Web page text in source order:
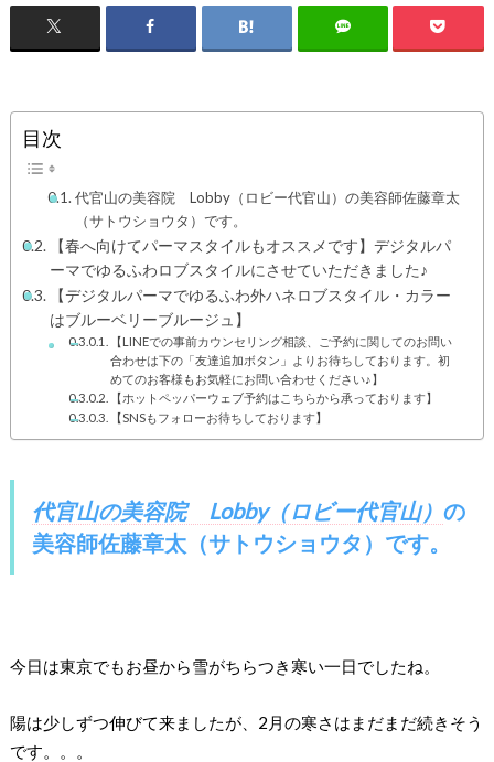
目次
代官山の美容院 Lobby（ロビー代官山）の美容師佐藤章太
（サトウショウタ）です。
【春へ向けてパーマスタイルもオススメです】デジタルパ
ーマでゆるふわロブスタイルにさせていただきました♪
【デジタルパーマでゆるふわ外ハネロブスタイル・カラー
はブルーベリーブルージュ】
【LINEでの事前カウンセリング相談、ご予約に関してのお問い
合わせは下の「友達追加ボタン」よりお待ちしております。初
めてのお客様もお気軽にお問い合わせください♪】
【ホットペッパーウェブ予約はこちらから承っております】
【SNSもフォローお待ちしております】
代官山の美容院 Lobby（ロビー代官山） の
美容師佐藤章太（サトウショウタ） です。
今日は東京でもお昼から雪がちらつき寒い一日でしたね。
陽は少しずつ伸びて来ましたが、2月の寒さはまだまだ続きそう
です。。。